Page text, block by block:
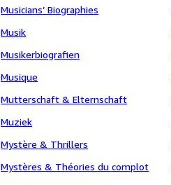
Musicians’ Biographies
Musik
Musikerbiografien
Musique
Mutterschaft & Elternschaft
Muziek
Mystère & Thrillers
Mystères & Théories du complot